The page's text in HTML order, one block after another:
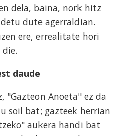
dela, baina, nork hitz
dute agerraldian.
ere, errealitate hori
daude
"Gazteon Anoeta" ez da
soil bat; gazteek herrian
aukera handi bat